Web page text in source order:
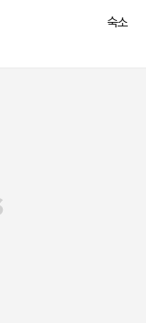
숙소